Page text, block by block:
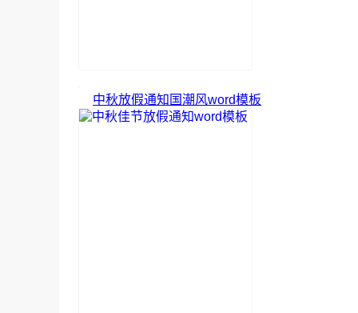
中秋放假通知国潮风word模板